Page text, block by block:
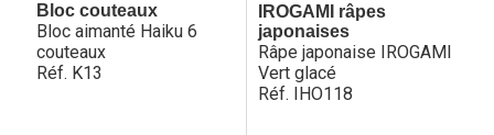
Bloc couteaux
Bloc aimanté Haiku 6
couteaux
Réf. K13
IROGAMI râpes
japonaises
Râpe japonaise IROGAMI
Vert glacé
Réf. IHO118